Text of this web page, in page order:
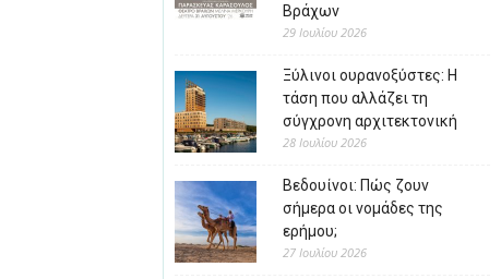
Βράχων
29 Ιουλίου 2026
Ξύλινοι ουρανοξύστες: Η
τάση που αλλάζει τη
σύγχρονη αρχιτεκτονική
28 Ιουλίου 2026
Βεδουίνοι: Πώς ζουν
σήμερα οι νομάδες της
ερήμου;
27 Ιουλίου 2026